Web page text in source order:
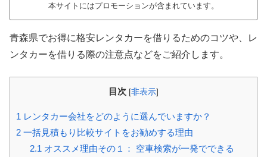
本サイトにはプロモーションが含まれています。
青森県でお得に格安レンタカーを借りるためのコツや、レ
ンタカーを借りる際の注意点などをご紹介します。
目次 [非表示]
1 レンタカー会社をどのように選んでいますか？
2 一括見積もり比較サイトをお勧めする理由
2.1 オススメ理由その１： 空車検索が一発でできる